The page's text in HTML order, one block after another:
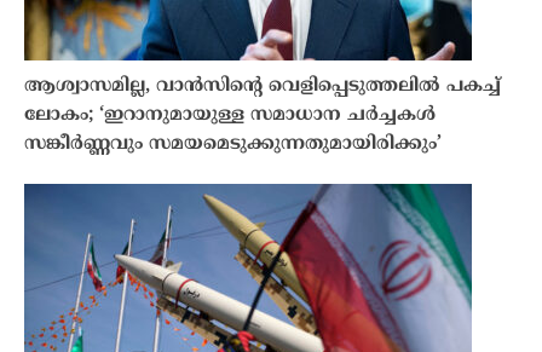
ആശ്വാസമില്ല, വാൻസിന്റെ വെളിപ്പെടുത്തലിൽ പകച്ച്
ലോകം; ‘ഇറാനുമായുള്ള സമാധാന ചർച്ചകൾ
സങ്കീർണ്ണവും സമയമെടുക്കുന്നതുമായിരിക്കും’